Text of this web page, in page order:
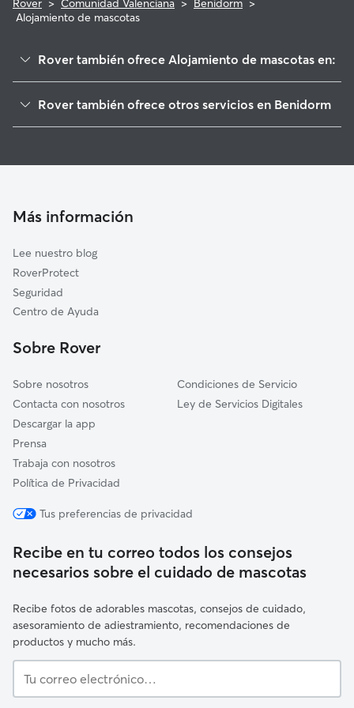
Rover > Comunidad Valenciana > Benidorm >
Alojamiento de mascotas
Rover también ofrece Alojamiento de mascotas en:
Altea
Orxeta
Bolulla
Benimantell
Relleu
Calp
Rover también ofrece otros servicios en Benidorm
Cuidadores a domicilio en Benidorm
Más información
Lee nuestro blog
RoverProtect
Seguridad
Centro de Ayuda
Sobre Rover
Sobre nosotros
Contacta con nosotros
Descargar la app
Prensa
Trabaja con nosotros
Política de Privacidad
Condiciones de Servicio
Ley de Servicios Digitales
Tus preferencias de privacidad
Recibe en tu correo todos los consejos
necesarios sobre el cuidado de mascotas
Recibe fotos de adorables mascotas, consejos de cuidado,
asesoramiento de adiestramiento, recomendaciones de
productos y mucho más.
correo